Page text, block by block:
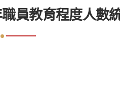
員教育程度人數